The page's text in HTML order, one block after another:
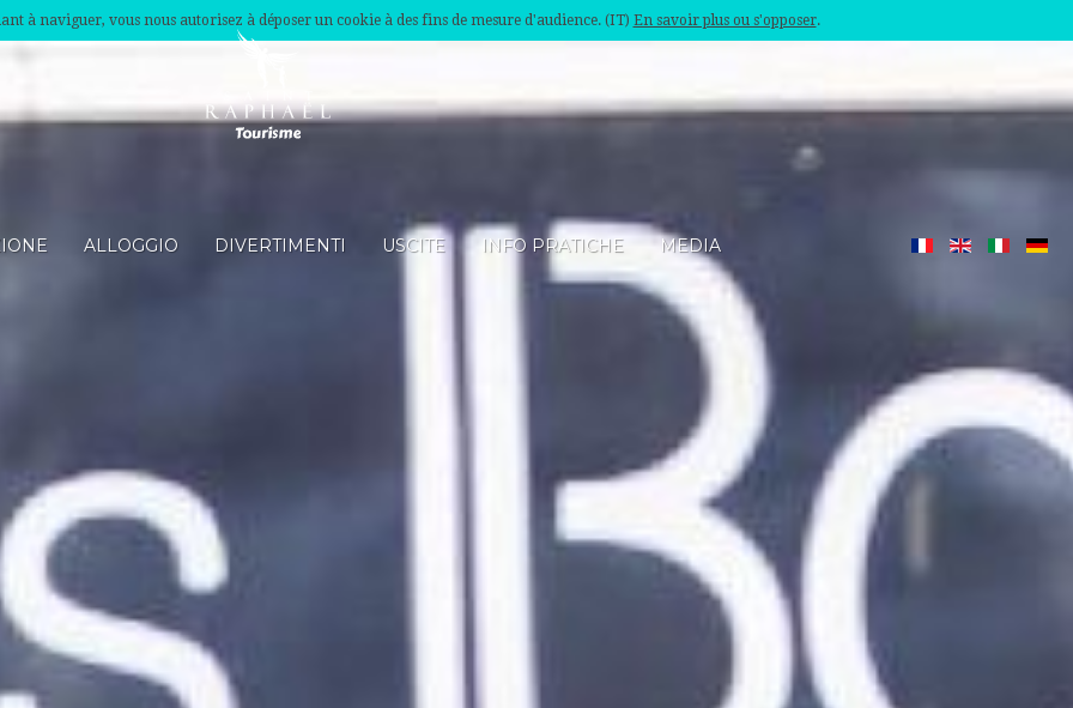
à naviguer, vous nous autorisez à déposer un cookie à des fins de mesure d'audience. (IT) En savoir plus ou s'opposer.
ALLOGGIO DIVERTIMENTI USCITE INFO PRATICHE MEDIA